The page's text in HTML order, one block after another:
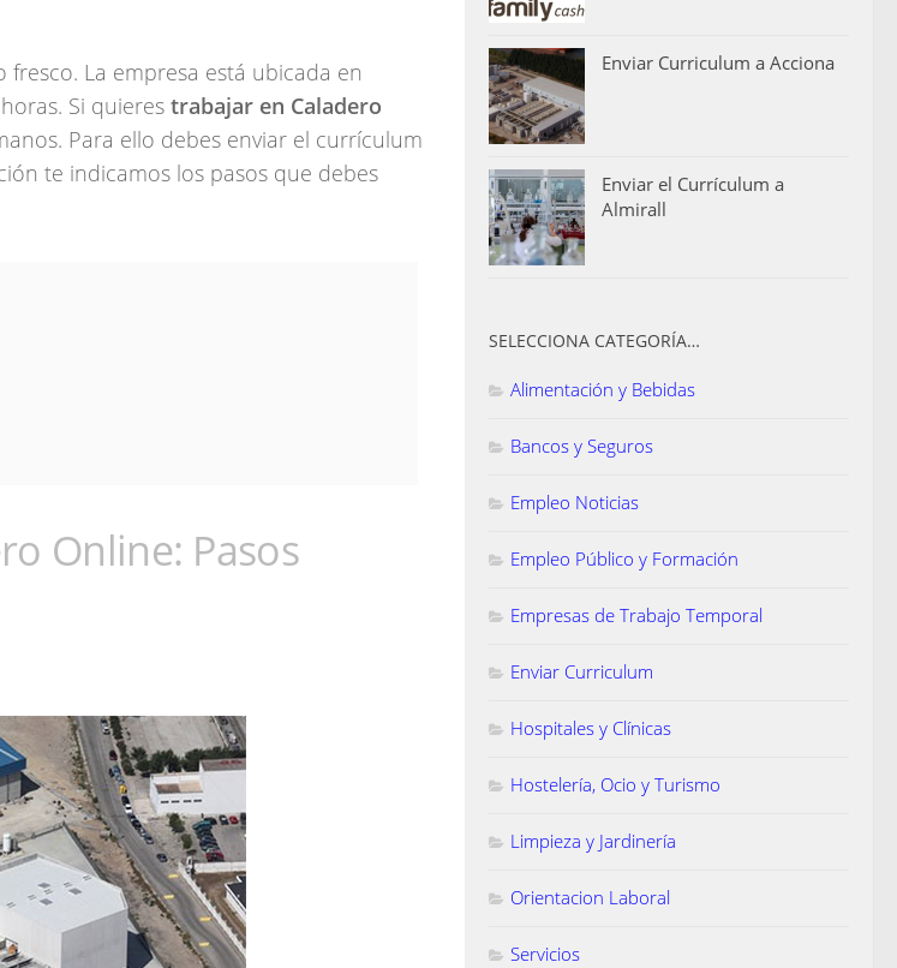
La empresa está ubicada en
Si quieres trabajar en Caladero
Para ello debes enviar el currículum
te indicamos los pasos que debes
Online: Pasos
Enviar Curriculum a Acciona
Enviar el Currículum a
Almirall
SELECCIONA CATEGORÍA…
Alimentación y Bebidas
Bancos y Seguros
Empleo Noticias
Empleo Público y Formación
Empresas de Trabajo Temporal
Enviar Curriculum
Hospitales y Clínicas
Hostelería, Ocio y Turismo
Limpieza y Jardinería
Orientacion Laboral
Servicios